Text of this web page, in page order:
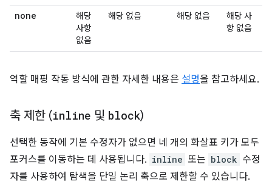
none
해당
사항
없음
해당 없음 해당 없음
해당 사
항 없음
역할 매핑 작동 방식에 관한 자세한 내용은 설명을 참고하세요.
축 제한 (inline 및 block)
선택한 동작에 기본 수정자가 없으면 네 개의 화살표 키가 모두
포커스를 이동하는 데 사용됩니다. inline 또는 block 수정
자를 사용하여 탐색을 단일 논리 축으로 제한할 수 있습니다.